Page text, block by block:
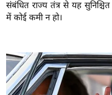
ट
खे
के
ट
I
संबंधित राज्य तंत्र से यह
में कोई कमी न हो।